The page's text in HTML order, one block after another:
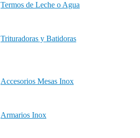
Termos de Leche o Agua
Trituradoras y Batidoras
Accesorios Mesas Inox
Armarios Inox